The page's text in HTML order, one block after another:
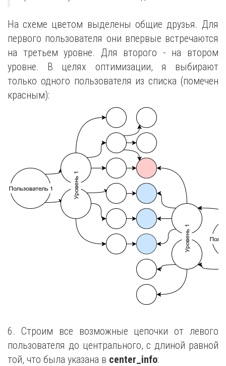
На схеме цветом выделены общие друзья. Для
первого пользователя они впервые встречаются
на третьем уровне. Для второго - на втором
уровне. В целях оптимизации, я выбирают
только одного пользователя из списка (помечен
красным):
6. Строим все возможные цепочки от левого
пользователя до центрального, с длиной равной
той, что была указана в center_info: